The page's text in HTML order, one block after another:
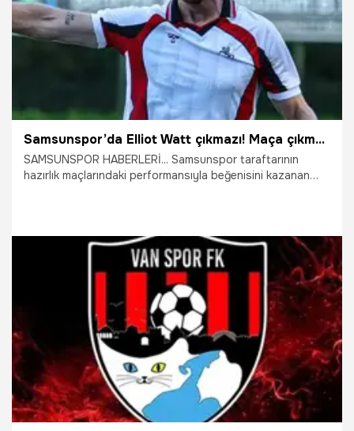
Samsunspor’da Elliot Watt çıkmazı! Maça çıkmadan ceza geldi, düğmeye basıldı
SAMSUNSPOR HABERLERİ... Samsunspor taraftarının
hazırlık maçlarındaki performansıyla beğenisini kazanan
alakalı sosyal medyadan açıklama yaptı.